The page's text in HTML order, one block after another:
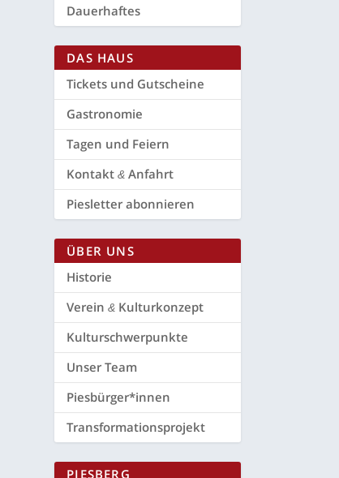
Dau­er­haf­tes
DAS HAUS
Tickets und Gutscheine
Gas­tro­no­mie
Tagen und Feiern
Kon­takt& Anfahrt
Pies­let­ter abonnieren
ÜBER UNS
His­to­rie
Ver­ein& Kulturkonzept
Kul­tur­schwer­punk­te
Unser Team
Piesbürger*innen
Trans­for­ma­ti­ons­pro­jekt
PIES­BERG